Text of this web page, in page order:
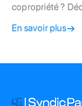
copropriété ?
projets à Paris.
En savoir plus